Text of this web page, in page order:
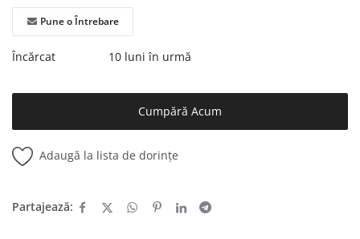
Pune o Întrebare
Încărcat 10 luni în urmă
Cumpără Acum
Adaugă la lista de dorințe
Partajează: